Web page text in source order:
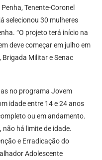
Tenente-Coronel
selecionou 30 mulheres
“O projeto terá início na
deve começar em julho em
Militar e Senac
no programa Jovem
idade entre 14 e 24 anos
ou em andamento.
não há limite de idade.
e Erradicação do
Adolescente